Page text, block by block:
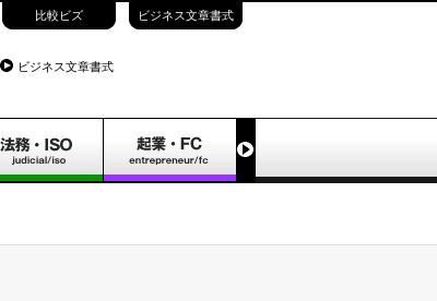
比較ビズ ビジネス文章書式
ビジネス文章書式